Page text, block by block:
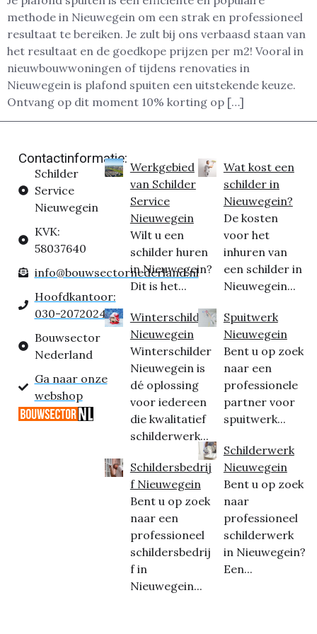
methode in Nieuwegein om een strak en professioneel
resultaat te bereiken. Je zult bij ons verbaasd staan van
het resultaat en de goedkope prijzen per m2! Vooral in
nieuwbouwwoningen of tijdens renovaties in
Nieuwegein is plafond spuiten een uitstekende keuze.
Ontvang op dit moment 10% korting op […]
Contactinformatie:
Schilder
Service
Nieuwegein
KVK:
58037640
info@bouwsectornederland.nl
Hoofdkantoor:
030-2072024
Bouwsector
Nederland
Ga naar onze
webshop
Werkgebied
van Schilder
Service
Nieuwegein
Wilt u een
schilder huren
in Nieuwegein?
Dit is het...
Winterschilder
Nieuwegein
Winterschilder
Nieuwegein is
dé oplossing
voor iedereen
die kwalitatief
schilderwerk...
Schildersbedrij
f Nieuwegein
Bent u op zoek
naar een
professioneel
schildersbedrij
f in
Nieuwegein...
Wat kost een
schilder in
Nieuwegein?
De kosten
voor het
inhuren van
een schilder in
Nieuwegein...
Spuitwerk
Nieuwegein
Bent u op zoek
naar een
professionele
partner voor
spuitwerk...
Schilderwerk
Nieuwegein
Bent u op zoek
naar
professioneel
schilderwerk
in Nieuwegein?
Een...